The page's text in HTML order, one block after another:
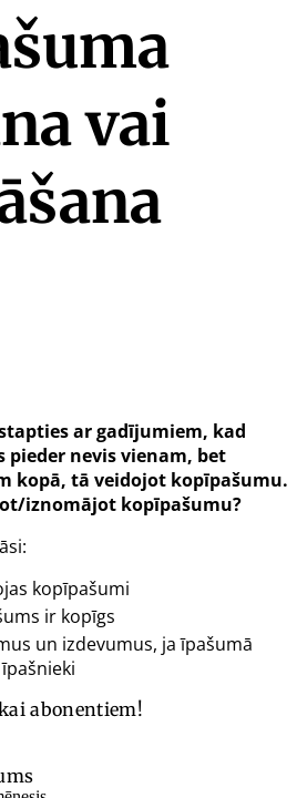
vai
ar gadījumiem, kad
pieder nevis vienam, bet
kopā, tā veidojot kopīpašumu.
iznomājot kopīpašumu?
kopīpašumi
ir kopīgs
un izdevumus, ja īpašumā
abonentiem!